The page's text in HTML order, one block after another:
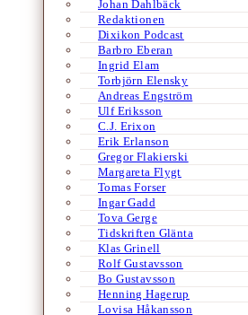
Johan Dahlbäck
Redaktionen
Dixikon Podcast
Barbro Eberan
Ingrid Elam
Torbjörn Elensky
Andreas Engström
Ulf Eriksson
C.J. Erixon
Erik Erlanson
Gregor Flakierski
Margareta Flygt
Tomas Forser
Ingar Gadd
Tova Gerge
Tidskriften Glänta
Klas Grinell
Rolf Gustavsson
Bo Gustavsson
Henning Hagerup
Lovisa Håkansson